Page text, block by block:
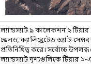
ল্যান্ডস্যাট ৯ কালেকশন ২
স্কেলড, ক্যালিব্রেটেড অ্যাট-
প্রতিনিধিত্ব করে। সর্বোচ্চ উপলব্ধ
ল্যান্ডস্যাট দৃশ্যগুলিকে টিয়ার ১-